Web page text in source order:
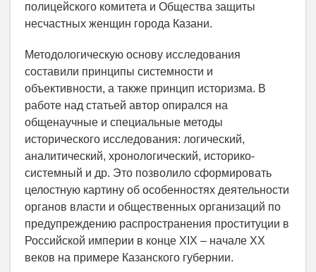
полицейского комитета и Общества защиты
несчастных женщин города Казани.
Методологическую основу исследования
составили принципы системности и
объективности, а также принцип историзма. В
работе над статьей автор опирался на
общенаучные и специальные методы
исторического исследования: логический,
аналитический, хронологический, историко-
системный и др. Это позволило сформировать
целостную картину об особенностях деятельности
органов власти и общественных организаций по
предупреждению распространения проституции в
Российской империи в конце XIX – начале XX
веков на примере Казанского губернии.